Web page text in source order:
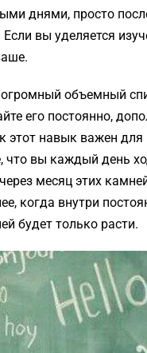
днями, просто
вы уделяется
огромный объемный
его постоянно,
этот навык важен для
что вы каждый день
месяц этих
когда внутри
будет только расти.